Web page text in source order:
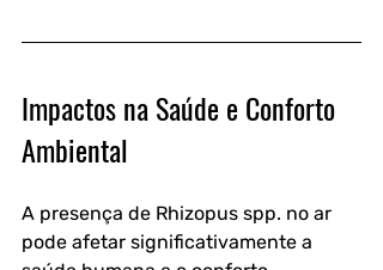
Impactos na Saúde e Conforto
Ambiental
A presença de Rhizopus spp. no ar
pode afetar significativamente a